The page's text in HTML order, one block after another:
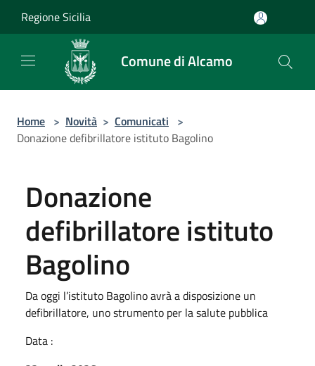
Regione Sicilia
Comune di Alcamo
Home > Novità > Comunicati >
Donazione defibrillatore istituto Bagolino
Donazione
defibrillatore istituto
Bagolino
Da oggi l’istituto Bagolino avrà a disposizione un
defibrillatore, uno strumento per la salute pubblica
Data :